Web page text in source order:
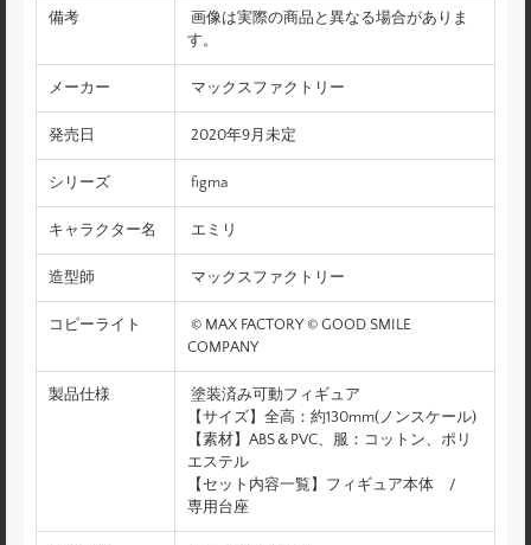
備考
画像は実際の商品と異なる場合がありま
す。
メーカー マックスファクトリー
発売日 2020年9月未定
シリーズ figma
キャラクター名 エミリ
造型師 マックスファクトリー
コピーライト
© MAX FACTORY © GOOD SMILE
COMPANY
製品仕様
塗装済み可動フィギュア
【サイズ】全高：約130mm(ノンスケール)
【素材】ABS＆PVC、服：コットン、ポリ
エステル
【セット内容一覧】フィギュア本体 /
専用台座